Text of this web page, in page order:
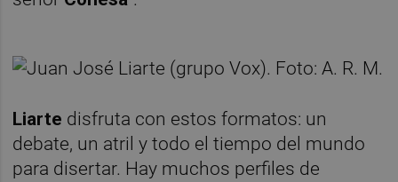
Liarte disfruta con estos formatos: un
debate, un atril y todo el tiempo del mundo
para disertar. Hay muchos perfiles de